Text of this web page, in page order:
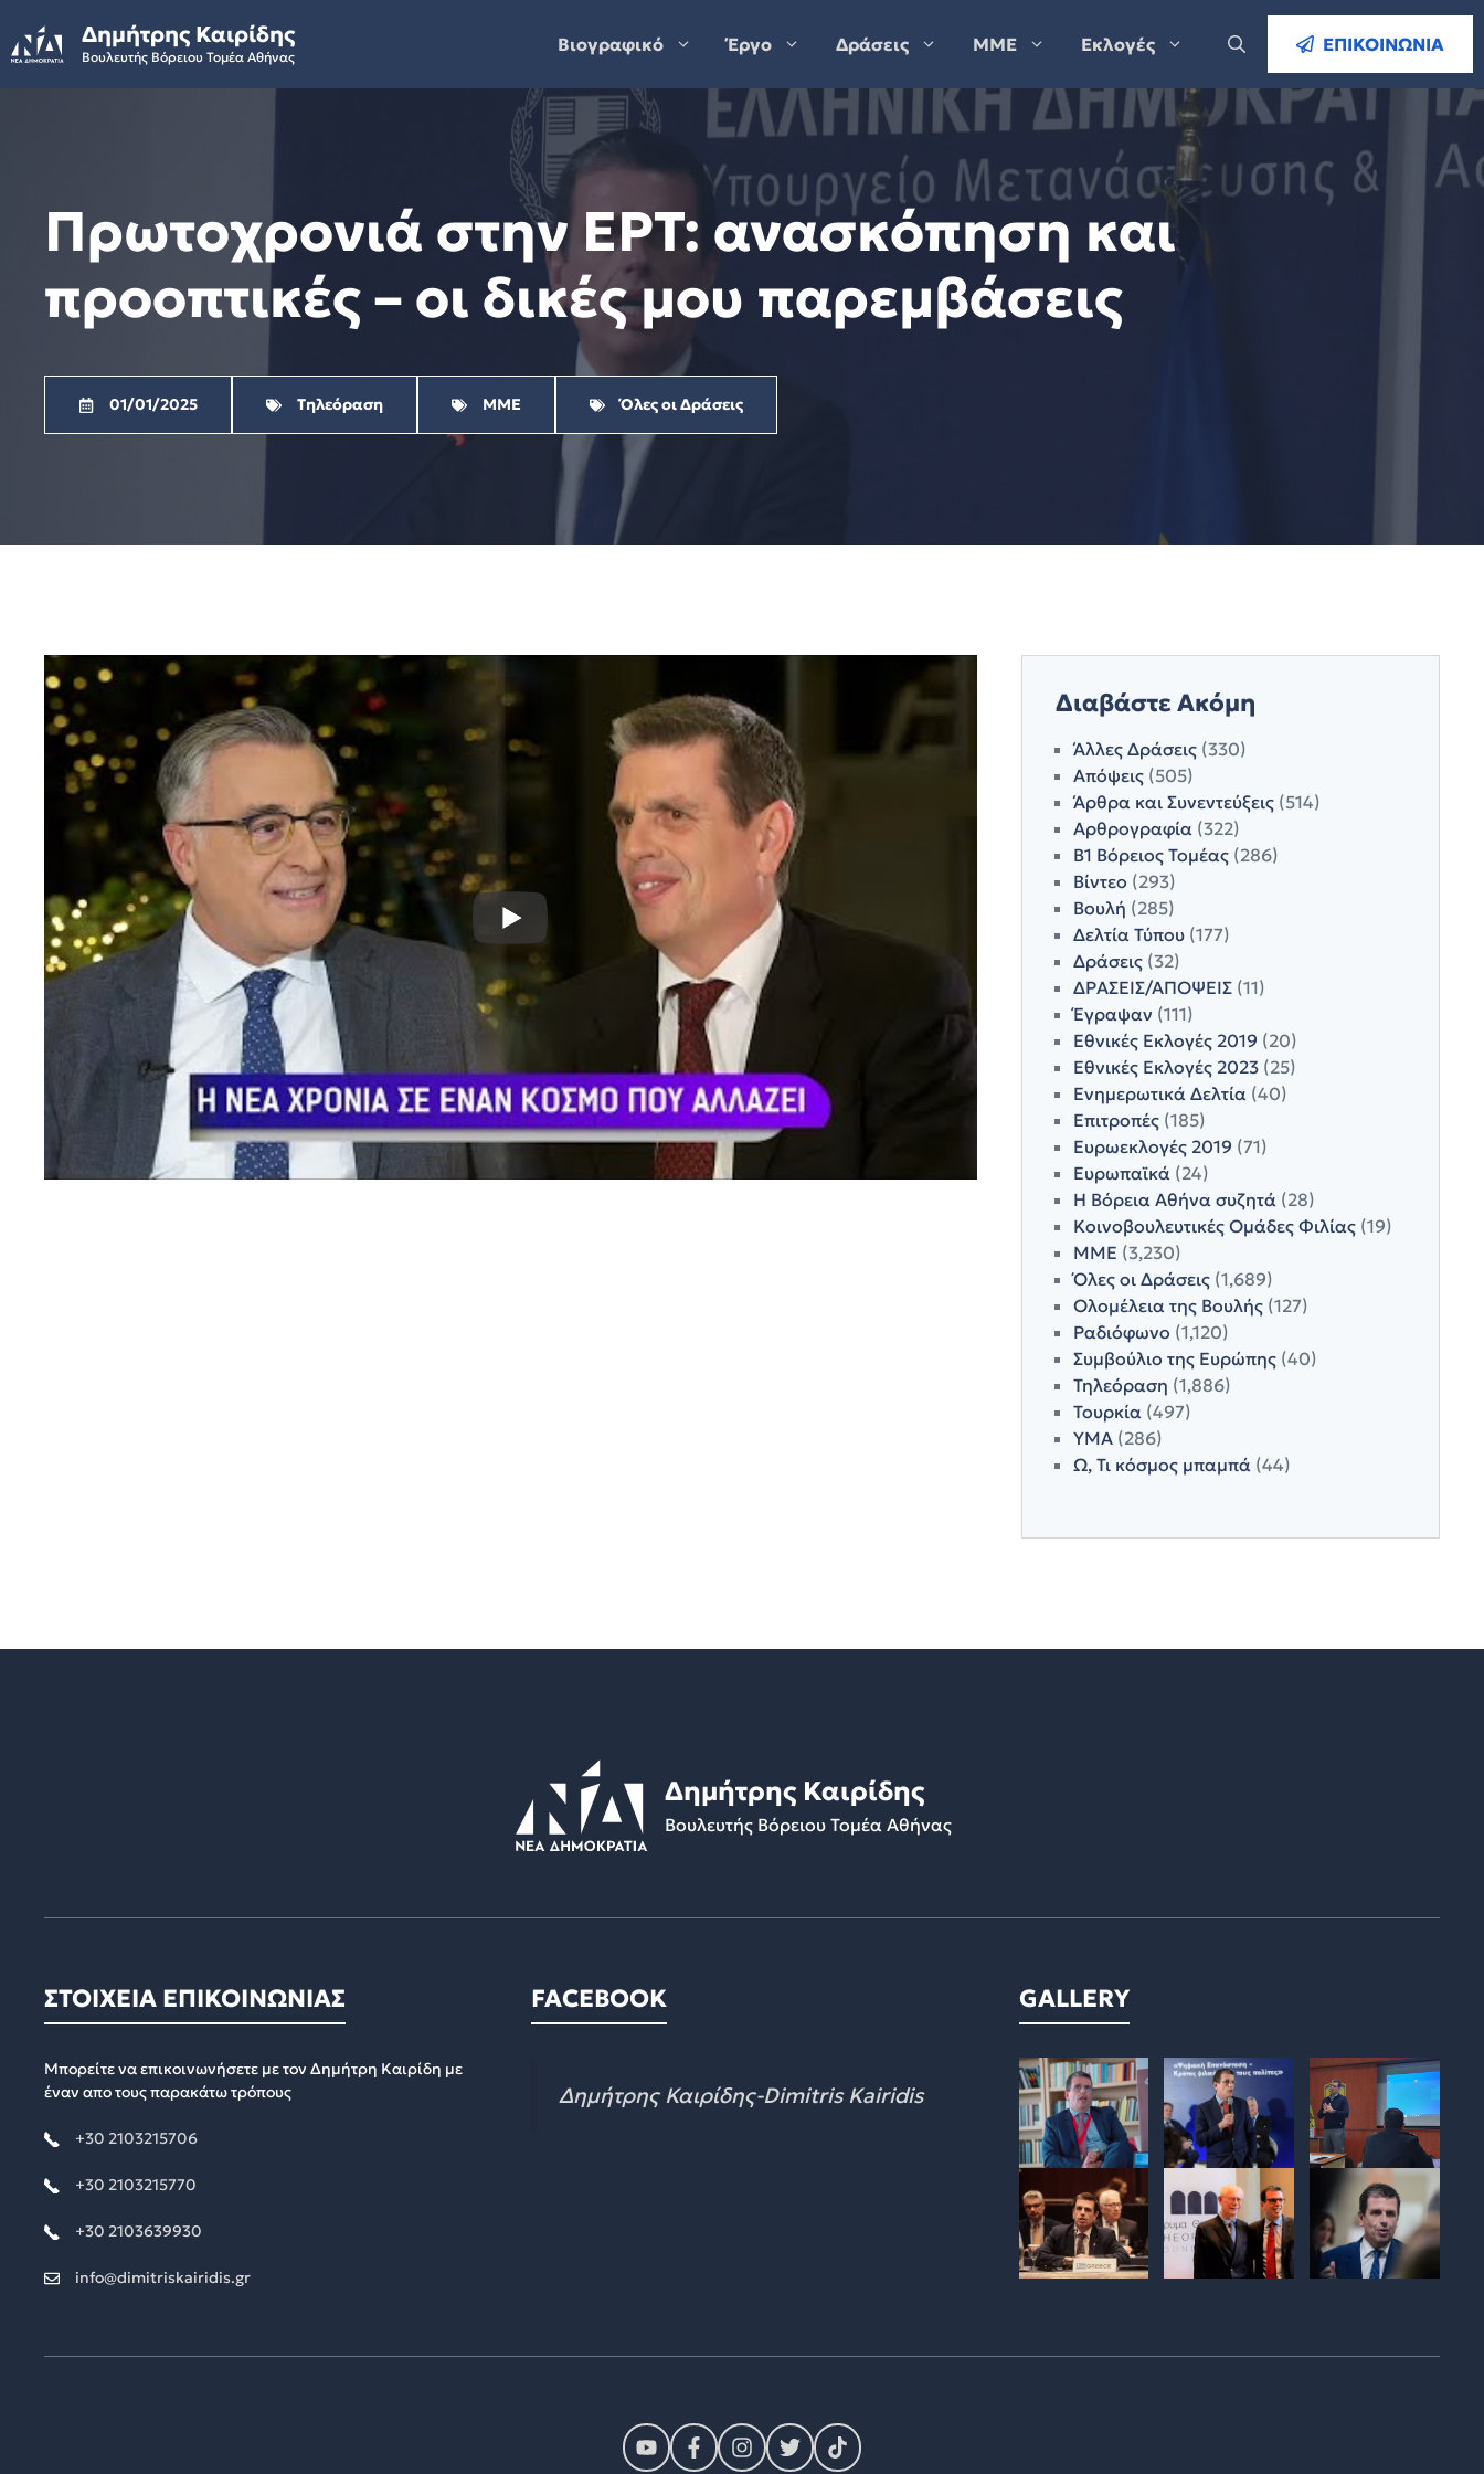
to
content
Δημήτρης Καιρίδης
Βουλευτής Βόρειου Τομέα Αθήνας
Βιογραφικό Έργο Δράσεις ΜΜΕ Εκλογές ΕΠΙΚΟΙΝΩΝΙΑ
Πρωτοχρονιά στην ΕΡΤ: ανασκόπηση και
προοπτικές – οι δικές μου παρεμβάσεις
01/01/2025 Τηλεόραση ΜΜΕ Όλες οι Δράσεις
Διαβάστε Ακόμη
Άλλες Δράσεις(330)
Απόψεις(505)
Άρθρα και Συνεντεύξεις(514)
Αρθρογραφία(322)
Β1 Βόρειος Τομέας(286)
Βίντεο (293)
Βουλή (285)
Δελτία Τύπου(177)
Δράσεις(32)
ΔΡΑΣΕΙΣ/ΑΠΟΨΕΙΣ(11)
Έγραψαν (111)
Εθνικές Εκλογές 2019 (20)
Εθνικές Εκλογές 2023(25)
Ενημερωτικά Δελτία(40)
Επιτροπές(185)
Ευρωεκλογές 2019 (71)
Ευρωπαϊκά(24)
Η Βόρεια Αθήνα συζητά(28)
Κοινοβουλευτικές Ομάδες Φιλίας(19)
ΜΜΕ (3,230)
Όλες οι Δράσεις(1,689)
Ολομέλεια της Βουλής(127)
Ραδιόφωνο (1,120)
Συμβούλιο της Ευρώπης(40)
Τηλεόραση (1,886)
Τουρκία(497)
ΥΜΑ(286)
Ω, Τι κόσμος μπαμπά(44)
Δημήτρης Καιρίδης
Βουλευτής Βόρειου Τομέα Αθήνας
ΣΤΟΙΧΕΙΑ ΕΠΙΚΟΙΝΩΝΙΑΣ
Μπορείτε να επικοινωνήσετε με τον Δημήτρη Καιρίδη με
έναν απο τους παρακάτω τρόπους
+30 2103215706
+30 2103215770
+30 2103639930
info@dimitriskairidis.gr
FACEBOOK
Δημήτρης Καιρίδης-Dimitris Kairidis
GALLERY